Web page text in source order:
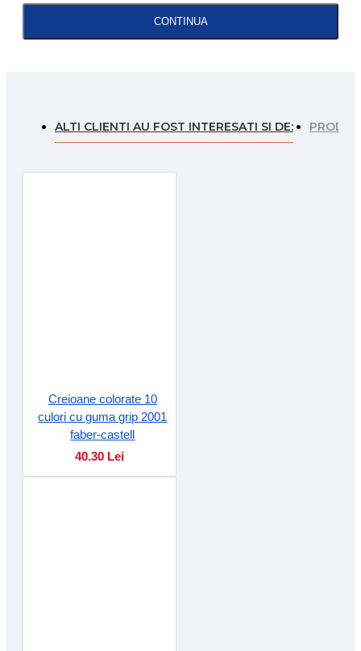
CONTINUA
ALTI CLIENTI AU FOST INTERESATI SI DE:
Creioane colorate 10
culori cu guma grip 2001
faber-castell
40.30 Lei